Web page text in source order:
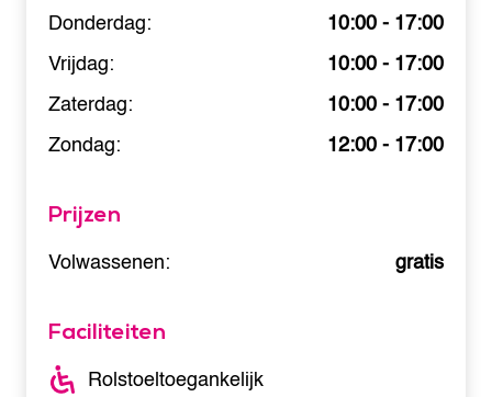
Donderdag:
10:00 - 17:00
Vrijdag:
10:00 - 17:00
Zaterdag:
10:00 - 17:00
Zondag:
12:00 - 17:00
Prijzen
Volwassenen: gratis
Faciliteiten
Rolstoeltoegankelijk